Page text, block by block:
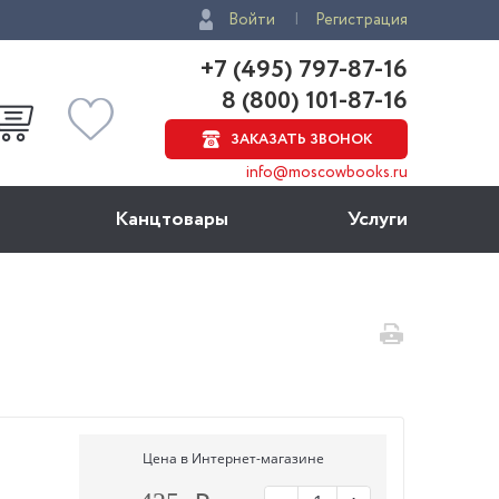
Войти Регистрация
+7 (495) 797-87-16
8 (800) 101-87-16
ЗАКАЗАТЬ ЗВОНОК
info@moscowbooks.ru
Канцтовары Услуги
Цена в Интернет-магазине